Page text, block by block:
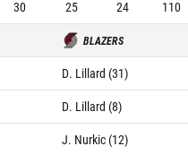
30 25 24 110
BLAZERS
D. Lillard (31)
D. Lillard (8)
J. Nurkic (12)